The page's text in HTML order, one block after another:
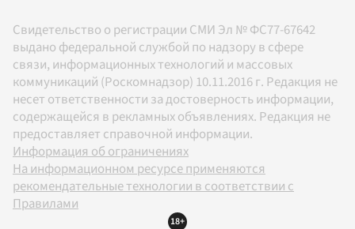
Свидетельство о регистрации СМИ Эл № ФС77-67642
выдано федеральной службой по надзору в сфере
связи, информационных технологий и массовых
коммуникаций (Роскомнадзор) 10.11.2016 г. Редакция не
несет ответственности за достоверность информации,
содержащейся в рекламных объявлениях. Редакция не
предоставляет справочной информации.
Информация об ограничениях
На информационном ресурсе применяются
рекомендательные технологии в соответствии с
Правилами
18+